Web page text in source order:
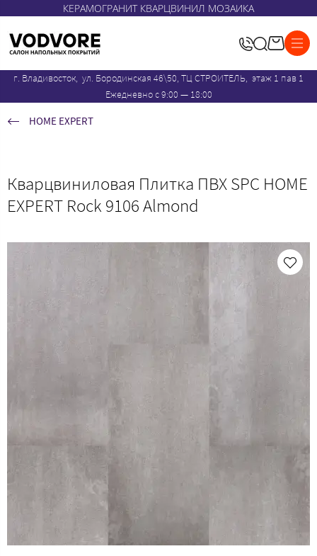
КЕРАМОГРАНИТ КВАРЦВИНИЛ МОЗАИКА
г. Владивосток, ул. Бородинская 46\50, ТЦ СТРОИТЕЛЬ, этаж 1 пав 1
Ежедневно с 9:00 — 18:00
HOME EXPERT
Кварцвиниловая Плитка ПВХ SPC HOME
EXPERT Rock 9106 Almond